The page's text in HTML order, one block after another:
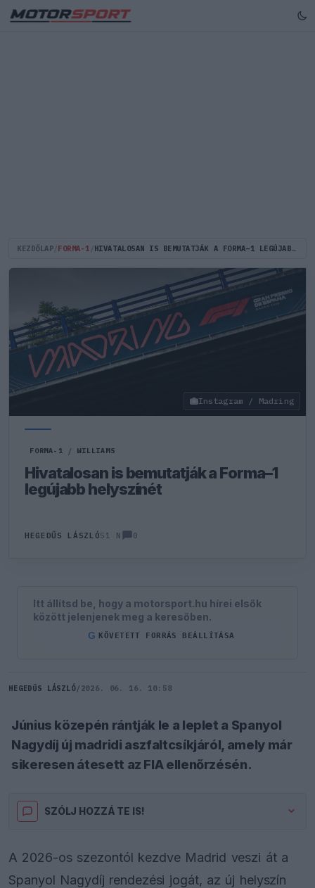
KEZDŐLAP FORMA-1 HIVATALOSAN IS BEMUTATJÁK A FORMA–1 LEGÚJABB HELYSZÍNÉT
Instagram / Madring
FORMA-1 / WILLIAMS
Hivatalosan is bemutatják a Forma–1
legújabb helyszínét
HEGEDŰS LÁSZLÓ51 N 0
Itt állítsd be, hogy a motorsport.hu hírei elsők
között jelenjenek meg a keresőben.
G KÖVETETT FORRÁS BEÁLLÍTÁSA
HEGEDŰS LÁSZLÓ/ 2026. 06. 16. 10:58
Június közepén rántják le a leplet a Spanyol
Nagydíj új madridi aszfaltcsíkjáról, amely már
sikeresen átesett az FIA ellenőrzésén.
SZÓLJ HOZZÁ TE IS!
A 2026-os szezontól kezdve Madrid veszi át a
Spanyol Nagydíj rendezési jogát, az új helyszín